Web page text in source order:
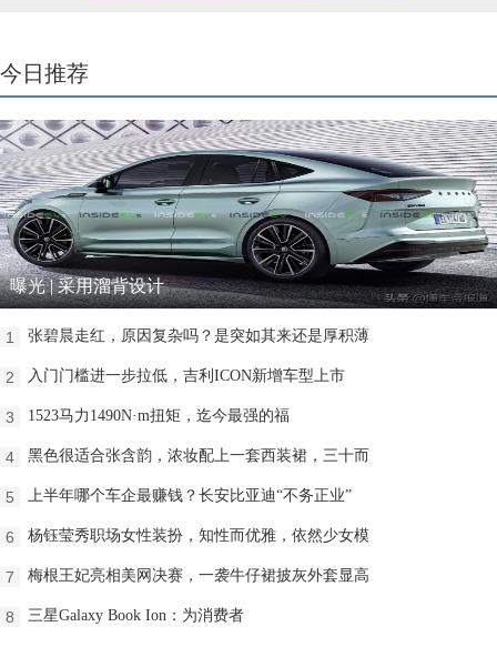
今日推荐
曝光 | 采用溜背设计
1 张碧晨走红，原因复杂吗？是突如其来还是厚积薄
2 入门门槛进一步拉低，吉利ICON新增车型上市
3 1523马力1490N·m扭矩，迄今最强的福
4 黑色很适合张含韵，浓妆配上一套西装裙，三十而
5 上半年哪个车企最赚钱？长安比亚迪“不务正业”
6 杨钰莹秀职场女性装扮，知性而优雅，依然少女模
7 梅根王妃亮相美网决赛，一袭牛仔裙披灰外套显高
8 三星Galaxy Book Ion：为消费者